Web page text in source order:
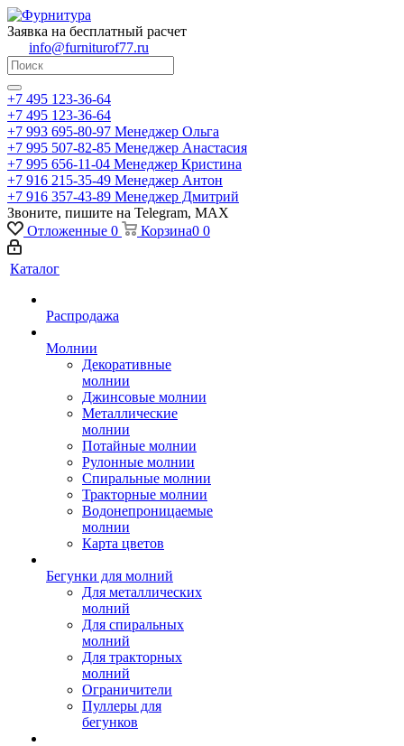
Заявка на бесплатный расчет
info@furniturof77.ru
+7 495 123-36-64
+7 495 123-36-64
+7 993 695-80-97 Менеджер Ольга
+7 995 507-82-85 Менеджер Анастасия
+7 995 656-11-04 Менеджер Кристина
+7 916 215-35-49 Менеджер Антон
+7 916 357-43-89 Менеджер Дмитрий
Звоните, пишите на Telegram, MAX
Отложенные 0 Корзина0 0
Каталог
Распродажа
Молнии
Декоративные
молнии
Джинсовые молнии
Металлические
молнии
Потайные молнии
Рулонные молнии
Спиральные молнии
Тракторные молнии
Водонепроницаемые
молнии
Карта цветов
Бегунки для молний
Для металлических
молний
Для спиральных
молний
Для тракторных
молний
Ограничители
Пуллеры для
бегунков